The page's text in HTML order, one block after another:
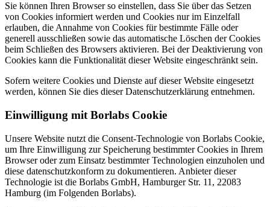
Sie können Ihren Browser so einstellen, dass Sie über das Setzen
von Cookies informiert werden und Cookies nur im Einzelfall
erlauben, die Annahme von Cookies für bestimmte Fälle oder
generell ausschließen sowie das automatische Löschen der Cookies
beim Schließen des Browsers aktivieren. Bei der Deaktivierung von
Cookies kann die Funktionalität dieser Website eingeschränkt sein.
Sofern weitere Cookies und Dienste auf dieser Website eingesetzt
werden, können Sie dies dieser Datenschutzerklärung entnehmen.
Einwilligung mit Borlabs Cookie
Unsere Website nutzt die Consent-Technologie von Borlabs Cookie,
um Ihre Einwilligung zur Speicherung bestimmter Cookies in Ihrem
Browser oder zum Einsatz bestimmter Technologien einzuholen und
diese datenschutzkonform zu dokumentieren. Anbieter dieser
Technologie ist die Borlabs GmbH, Hamburger Str. 11, 22083
Hamburg (im Folgenden Borlabs).